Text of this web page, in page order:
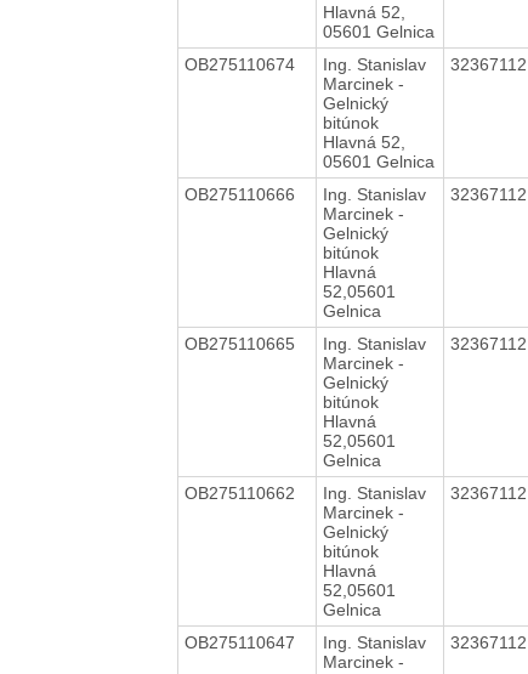
Hlavná 52,
05601 Gelnica
OB275110674
Ing. Stanislav
Marcinek -
Gelnický
bitúnok
Hlavná 52,
05601 Gelnica
32367112
OB275110666
Ing. Stanislav
Marcinek -
Gelnický
bitúnok
Hlavná
52,05601
Gelnica
32367112
OB275110665
Ing. Stanislav
Marcinek -
Gelnický
bitúnok
Hlavná
52,05601
Gelnica
32367112
OB275110662
Ing. Stanislav
Marcinek -
Gelnický
bitúnok
Hlavná
52,05601
Gelnica
32367112
OB275110647
Ing. Stanislav
Marcinek -
32367112